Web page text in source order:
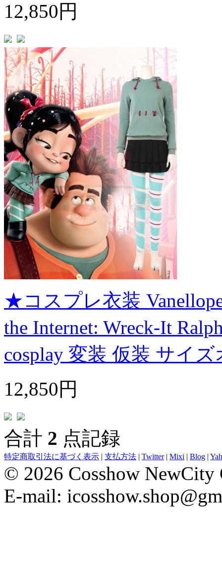
12,850円
★コスプレ衣装
the Internet: Wreck-It
cosplay 変装 仮装 サイ
12,850円
合計 2 点記録
特定商取引法に基づく表示 | 支払方法 | Twitter| Mixi | Blog |
© 2026 Cosshow NewCity
E-mail: